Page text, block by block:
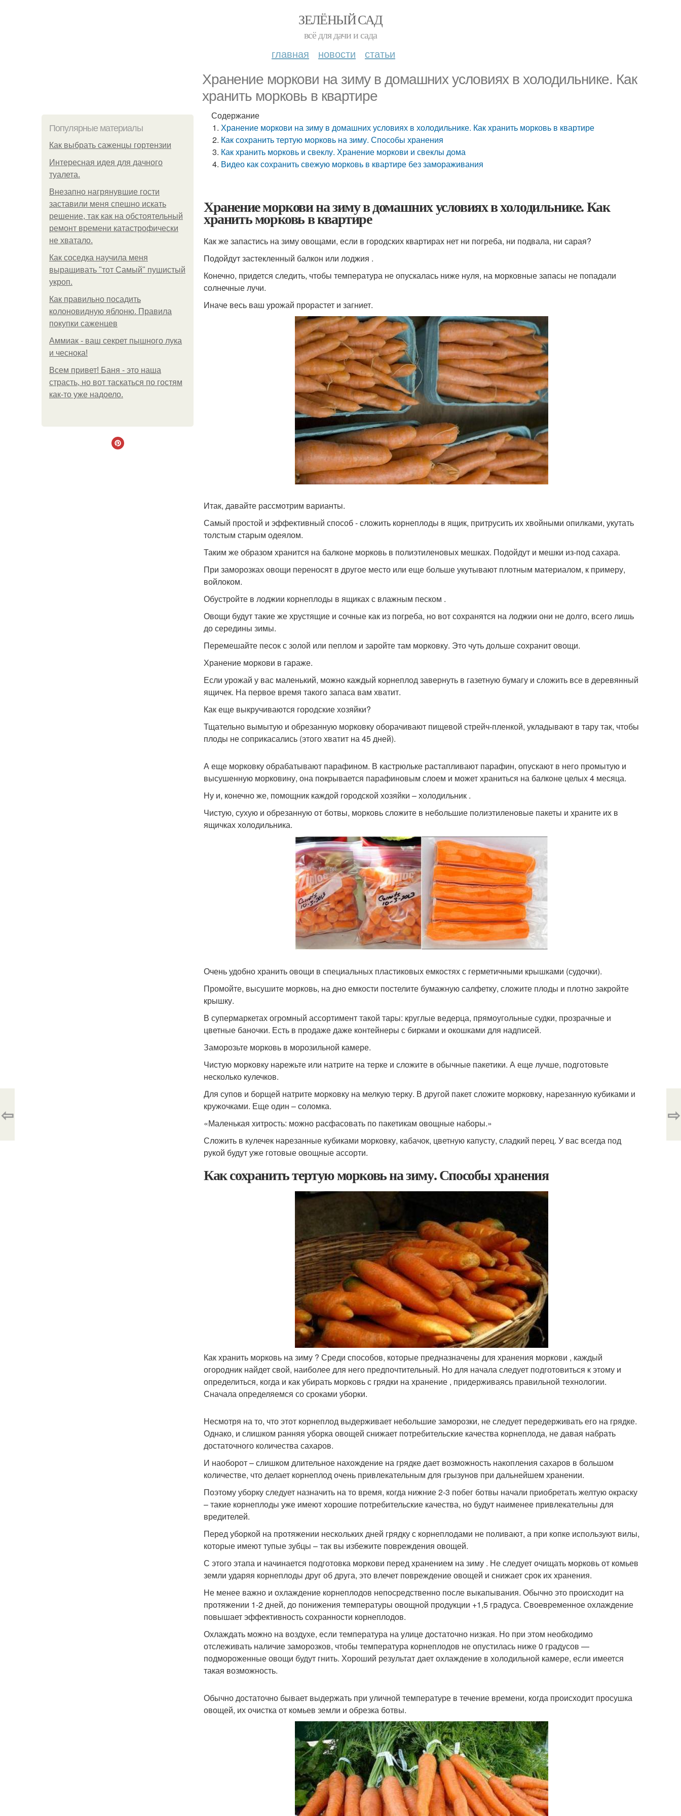
ЗЕЛЁНЫЙ САД
всё для дачи и сада
главная новости статьи
Хранение моркови на зиму в домашних условиях в холодильнике. Как
хранить морковь в квартире
Популярные материалы
Как выбрать саженцы гортензии
Интересная идея для дачного
туалета.
Внезапно нагрянувшие гости
заставили меня спешно искать
решение, так как на обстоятельный
ремонт времени катастрофически
не хватало.
Как соседка научила меня
выращивать "тот Самый" пушистый
укроп.
Как правильно посадить
колоновидную яблоню. Правила
покупки саженцев
Аммиак - ваш секрет пышного лука
и чеснока!
Всем привет! Баня - это наша
страсть, но вот таскаться по гостям
как-то уже надоело.
Содержание
Хранение моркови на зиму в домашних условиях в холодильнике. Как хранить морковь в квартире
Как сохранить тертую морковь на зиму. Способы хранения
Как хранить морковь и свеклу. Хранение моркови и свеклы дома
Видео как сохранить свежую морковь в квартире без замораживания
Хранение моркови на зиму в домашних условиях в холодильнике. Как
хранить морковь в квартире
Как же запастись на зиму овощами, если в городских квартирах нет ни погреба, ни подвала, ни сарая?
Подойдут застекленный балкон или лоджия .
Конечно, придется следить, чтобы температура не опускалась ниже нуля, на морковные запасы не попадали
солнечные лучи.
Иначе весь ваш урожай прорастет и загниет.
Итак, давайте рассмотрим варианты.
Самый простой и эффективный способ - сложить корнеплоды в ящик, притрусить их хвойными опилками, укутать
толстым старым одеялом.
Таким же образом хранится на балконе морковь в полиэтиленовых мешках. Подойдут и мешки из-под сахара.
При заморозках овощи переносят в другое место или еще больше укутывают плотным материалом, к примеру,
войлоком.
Обустройте в лоджии корнеплоды в ящиках с влажным песком .
Овощи будут такие же хрустящие и сочные как из погреба, но вот сохранятся на лоджии они не долго, всего лишь
до середины зимы.
Перемешайте песок с золой или пеплом и заройте там морковку. Это чуть дольше сохранит овощи.
Хранение моркови в гараже.
Если урожай у вас маленький, можно каждый корнеплод завернуть в газетную бумагу и сложить все в деревянный
ящичек. На первое время такого запаса вам хватит.
Как еще выкручиваются городские хозяйки?
Тщательно вымытую и обрезанную морковку оборачивают пищевой стрейч-пленкой, укладывают в тару так, чтобы
плоды не соприкасались (этого хватит на 45 дней).
А еще морковку обрабатывают парафином. В кастрюльке растапливают парафин, опускают в него промытую и
высушенную морковину, она покрывается парафиновым слоем и может храниться на балконе целых 4 месяца.
Ну и, конечно же, помощник каждой городской хозяйки – холодильник .
Чистую, сухую и обрезанную от ботвы, морковь сложите в небольшие полиэтиленовые пакеты и храните их в
ящичках холодильника.
Очень удобно хранить овощи в специальных пластиковых емкостях с герметичными крышками (судочки).
Промойте, высушите морковь, на дно емкости постелите бумажную салфетку, сложите плоды и плотно закройте
крышку.
В супермаркетах огромный ассортимент такой тары: круглые ведерца, прямоугольные судки, прозрачные и
цветные баночки. Есть в продаже даже контейнеры с бирками и окошками для надписей.
Заморозьте морковь в морозильной камере.
Чистую морковку нарежьте или натрите на терке и сложите в обычные пакетики. А еще лучше, подготовьте
несколько кулечков.
Для супов и борщей натрите морковку на мелкую терку. В другой пакет сложите морковку, нарезанную кубиками и
кружочками. Еще один – соломка.
«Маленькая хитрость: можно расфасовать по пакетикам овощные наборы.»
Сложить в кулечек нарезанные кубиками морковку, кабачок, цветную капусту, сладкий перец. У вас всегда под
рукой будут уже готовые овощные ассорти.
Как сохранить тертую морковь на зиму. Способы хранения
Как хранить морковь на зиму ? Среди способов, которые предназначены для хранения моркови , каждый
огородник найдет свой, наиболее для него предпочтительный. Но для начала следует подготовиться к этому и
определиться, когда и как убирать морковь с грядки на хранение , придерживаясь правильной технологии.
Сначала определяемся со сроками уборки.
Несмотря на то, что этот корнеплод выдерживает небольшие заморозки, не следует передерживать его на грядке.
Однако, и слишком ранняя уборка овощей снижает потребительские качества корнеплода, не давая набрать
достаточного количества сахаров.
И наоборот – слишком длительное нахождение на грядке дает возможность накопления сахаров в большом
количестве, что делает корнеплод очень привлекательным для грызунов при дальнейшем хранении.
Поэтому уборку следует назначить на то время, когда нижние 2-3 побег ботвы начали приобретать желтую окраску
– такие корнеплоды уже имеют хорошие потребительские качества, но будут наименее привлекательны для
вредителей.
Перед уборкой на протяжении нескольких дней грядку с корнеплодами не поливают, а при копке используют вилы,
которые имеют тупые зубцы – так вы избежите повреждения овощей.
С этого этапа и начинается подготовка моркови перед хранением на зиму . Не следует очищать морковь от комьев
земли ударяя корнеплоды друг об друга, это влечет повреждение овощей и снижает срок их хранения.
Не менее важно и охлаждение корнеплодов непосредственно после выкапывания. Обычно это происходит на
протяжении 1-2 дней, до понижения температуры овощной продукции +1,5 градуса. Своевременное охлаждение
повышает эффективность сохранности корнеплодов.
Охлаждать можно на воздухе, если температура на улице достаточно низкая. Но при этом необходимо
отслеживать наличие заморозков, чтобы температура корнеплодов не опустилась ниже 0 градусов —
подмороженные овощи будут гнить. Хороший результат дает охлаждение в холодильной камере, если имеется
такая возможность.
Обычно достаточно бывает выдержать при уличной температуре в течение времени, когда происходит просушка
овощей, их очистка от комьев земли и обрезка ботвы.
⇦ ⇨